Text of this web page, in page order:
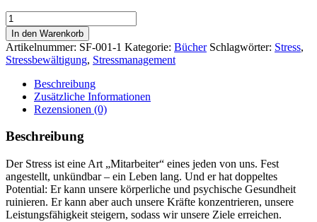
Den
Stress
im
Griff
Menge
In den Warenkorb
Artikelnummer: SF-001-1 Kategorie: Bücher Schlagwörter: Stress,
Stressbewältigung, Stressmanagement
Beschreibung
Zusätzliche Informationen
Rezensionen (0)
Beschreibung
Der Stress ist eine Art „Mitarbeiter“ eines jeden von uns. Fest
angestellt, unkündbar – ein Leben lang. Und er hat doppeltes
Potential: Er kann unsere körperliche und psychische Gesundheit
ruinieren. Er kann aber auch unsere Kräfte konzentrieren, unsere
Leistungsfähigkeit steigern, sodass wir unsere Ziele erreichen.